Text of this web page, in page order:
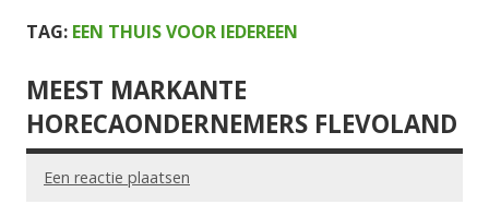
TAG: EEN THUIS VOOR IEDEREEN
MEEST MARKANTE
HORECAONDERNEMERS FLEVOLAND
Een reactie plaatsen